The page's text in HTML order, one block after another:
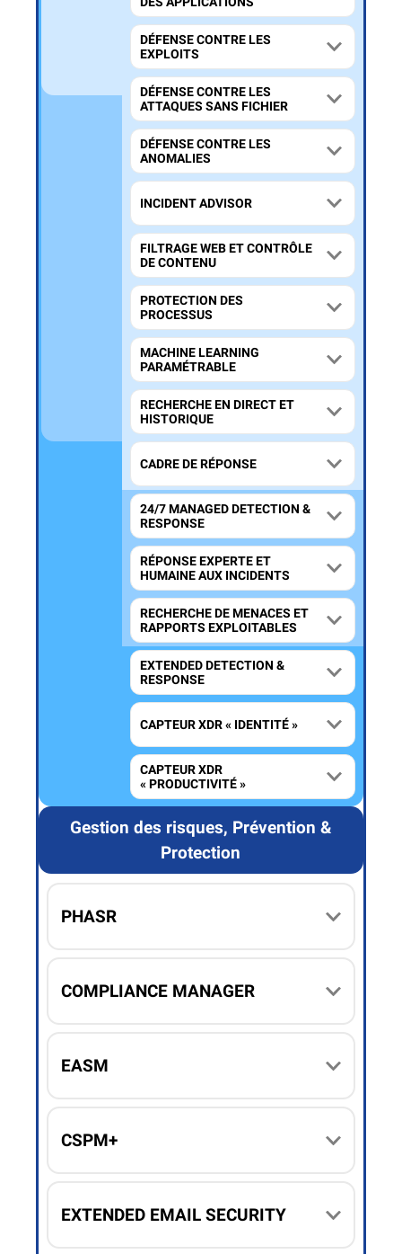
DÉFENSE CONTRE LES
EXPLOITS
DÉFENSE CONTRE LES
ATTAQUES SANS FICHIER
DÉFENSE CONTRE LES
ANOMALIES
INCIDENT ADVISOR
FILTRAGE WEB ET CONTRÔLE
DE CONTENU
PROTECTION DES
PROCESSUS
MACHINE LEARNING
PARAMÉTRABLE
RECHERCHE EN DIRECT ET
HISTORIQUE
CADRE DE RÉPONSE
24/7 MANAGED DETECTION &
RESPONSE
RÉPONSE EXPERTE ET
HUMAINE AUX INCIDENTS
RECHERCHE DE MENACES ET
RAPPORTS EXPLOITABLES
EXTENDED DETECTION &
RESPONSE
CAPTEUR XDR « IDENTITÉ »
CAPTEUR XDR
« PRODUCTIVITÉ »
Gestion des risques, Prévention &
Protection
PHASR
COMPLIANCE MANAGER
EASM
CSPM+
EXTENDED EMAIL SECURITY